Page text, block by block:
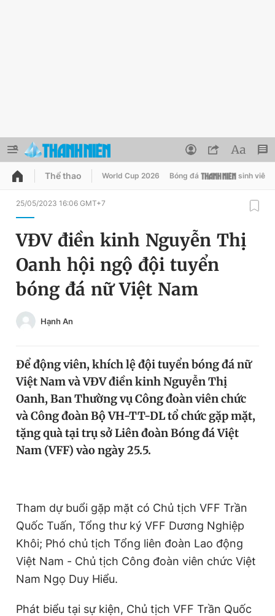
QUẢNG CÁO ĐẶT BÁO
Chuyên mục
Chuyên mục khác
Chào ngày mới
Tin thị trường
Video Magazine
Sản phẩm khác
Thông tin tòa soạn Liên hệ quảng cáo
Đổi mật khẩu
Tin đã lưu
Tin đã xem
Thể thao World Cup 2026 Bóng đá sinh viên
25/05/2023 16:06 GMT+7
VĐV điền kinh Nguyễn Thị
Oanh hội ngộ đội tuyển
bóng đá nữ Việt Nam
Hạnh An
Để động viên, khích lệ đội tuyển bóng đá nữ
Việt Nam và VĐV điền kinh Nguyễn Thị
Oanh, Ban Thường vụ Công đoàn viên chức
và Công đoàn Bộ VH-TT-DL tổ chức gặp mặt,
tặng quà tại trụ sở Liên đoàn Bóng đá Việt
Nam (VFF) vào ngày 25.5.
Tham dự buổi gặp mặt có Chủ tịch VFF Trần
Quốc Tuấn, Tổng thư ký VFF Dương Nghiệp
Khôi; Phó chủ tịch Tổng liên đoàn Lao động
Việt Nam - Chủ tịch Công đoàn viên chức Việt
Nam Ngọ Duy Hiểu.
Phát biểu tại sự kiện, Chủ tịch VFF Trần Quốc